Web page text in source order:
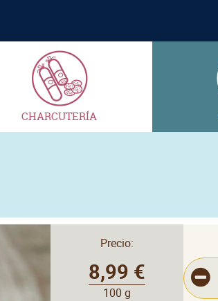
CHARCUTERÍA
Precio:
8,99 €
100 g